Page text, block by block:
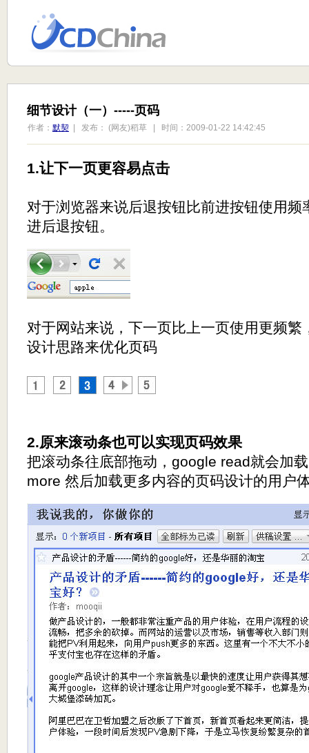
细节设计（一）-----页码
作者： 默契 | 发布： (网友)稻草 | 时间：2009-01-22 14:42:45
1.让下一页更容易点击
对于浏览器来说后退按钮比前进按钮使用
进后退按钮。
对于网站来说，下一页比上一页使用更频
设计思路来优化页码
2.原来滚动条也可以实现页码效果
把滚动条往底部拖动，google read就会加
more 然后加载更多内容的页码设计的用户